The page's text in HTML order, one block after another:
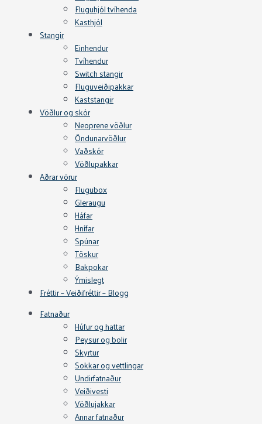
Fluguhjól tvíhenda
Kasthjól
Stangir
Einhendur
Tvíhendur
Switch stangir
Fluguveiðipakkar
Kaststangir
Vöðlur og skór
Neoprene vöðlur
Öndunarvöðlur
Vaðskór
Vöðlupakkar
Aðrar vörur
Flugubox
Gleraugu
Háfar
Hnífar
Spúnar
Töskur
Bakpokar
Ýmislegt
Fréttir – Veiðifréttir – Blogg
Fatnaður
Húfur og hattar
Peysur og bolir
Skyrtur
Sokkar og vettlingar
Undirfatnaður
Veiðivesti
Vöðlujakkar
Annar fatnaður